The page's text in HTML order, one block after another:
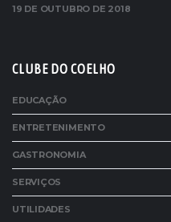
19 DE OUTUBRO DE 2018
CLUBE DO COELHO
EDUCAÇÃO
ENTRETENIMENTO
GASTRONOMIA
SERVIÇOS
UTILIDADES